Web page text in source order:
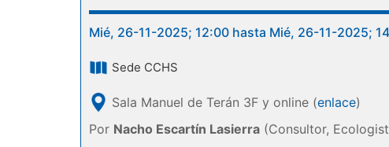
Mié, 26-11-2025; 12:00 hasta Mié, 26-11-2025;
Sede CCHS
Sala Manuel de Terán 3F y online (enlace)
Por Nacho Escartín Lasierra (Consultor,